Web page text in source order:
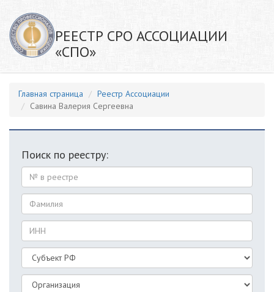
РЕЕСТР СРО АССОЦИАЦИИ
«СПО»
Главная страница
Реестр Ассоциации
Савина Валерия Сергеевна
Поиск по реестру: